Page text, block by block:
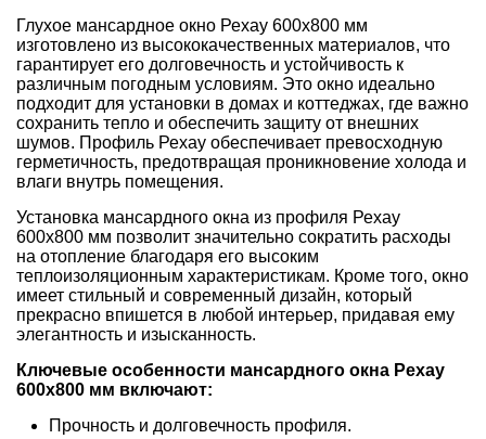
Глухое мансардное окно Рехау 600x800 мм
изготовлено из высококачественных материалов, что
гарантирует его долговечность и устойчивость к
различным погодным условиям. Это окно идеально
подходит для установки в домах и коттеджах, где важно
сохранить тепло и обеспечить защиту от внешних
шумов. Профиль Рехау обеспечивает превосходную
герметичность, предотвращая проникновение холода и
влаги внутрь помещения.
Установка мансардного окна из профиля Рехау
600x800 мм позволит значительно сократить расходы
на отопление благодаря его высоким
теплоизоляционным характеристикам. Кроме того, окно
имеет стильный и современный дизайн, который
прекрасно впишется в любой интерьер, придавая ему
элегантность и изысканность.
Ключевые особенности мансардного окна Рехау
600x800 мм включают:
Прочность и долговечность профиля.